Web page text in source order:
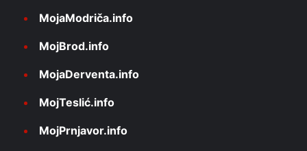
MojaModriča.info
MojBrod.info
MojaDerventa.info
MojTeslić.info
MojPrnjavor.info